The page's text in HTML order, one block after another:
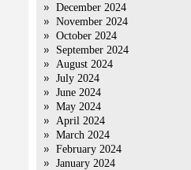
December 2024
November 2024
October 2024
September 2024
August 2024
July 2024
June 2024
May 2024
April 2024
March 2024
February 2024
January 2024